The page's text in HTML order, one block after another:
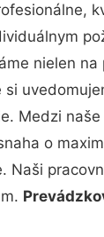
nielen
Medzi
o
Naši